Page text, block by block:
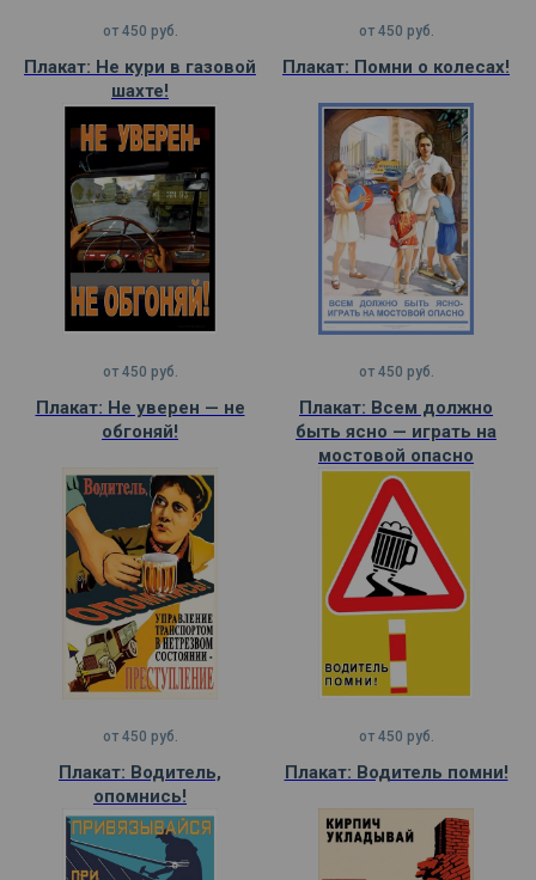
от 450 руб.
Плакат: Не кури в газовой
шахте!
от 450 руб.
Плакат: Помни о колесах!
от 450 руб.
Плакат: Не уверен — не
обгоняй!
от 450 руб.
Плакат: Всем должно
быть ясно — играть на
мостовой опасно
от 450 руб.
Плакат: Водитель,
опомнись!
от 450 руб.
Плакат: Водитель помни!